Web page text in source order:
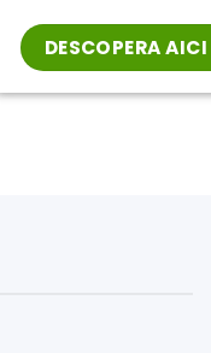
DESCOPERA AICI